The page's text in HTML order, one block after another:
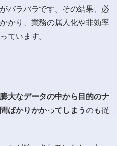
バラバラです。その結果、必
かり、業務の属人化や非効率
ています。
大なデータの中から目的のナ
ばかりかかってしまうのも従